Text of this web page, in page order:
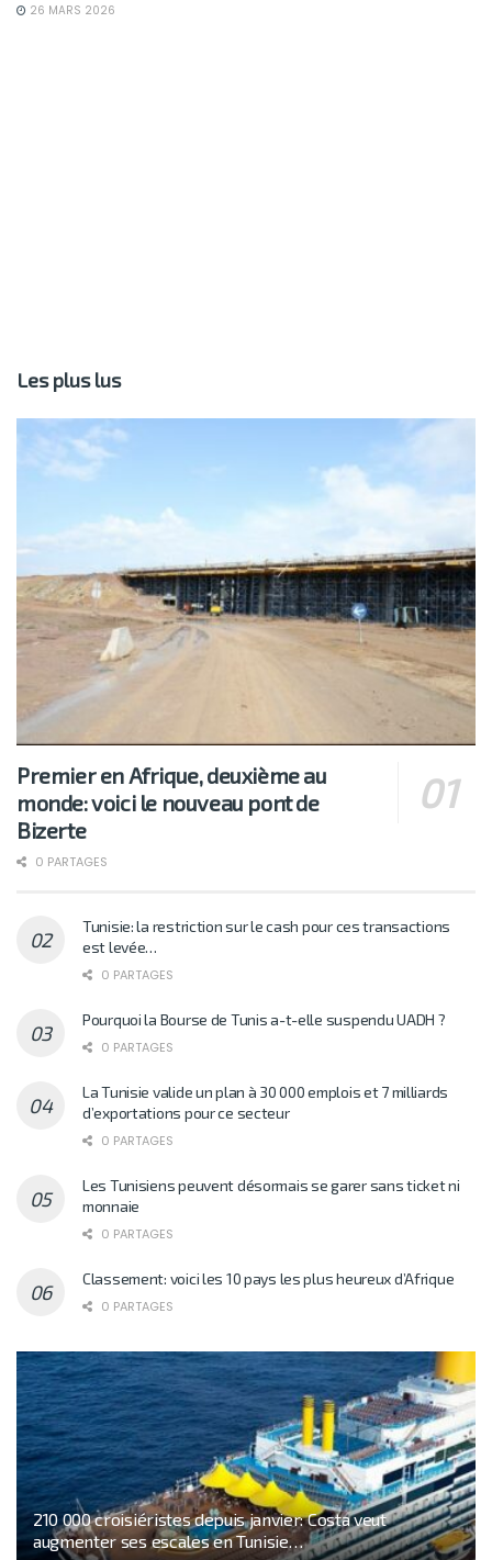
26 MARS 2026
Les plus lus
Premier en Afrique, deuxième au
monde: voici le nouveau pont de
Bizerte
0 PARTAGES
Tunisie: la restriction sur le cash pour ces transactions
est levée…
0 PARTAGES
Pourquoi la Bourse de Tunis a-t-elle suspendu UADH ?
0 PARTAGES
La Tunisie valide un plan à 30 000 emplois et 7 milliards
d’exportations pour ce secteur
0 PARTAGES
Les Tunisiens peuvent désormais se garer sans ticket ni
monnaie
0 PARTAGES
Classement: voici les 10 pays les plus heureux d’Afrique
0 PARTAGES
210 000 croisiéristes depuis janvier: Costa veut
augmenter ses escales en Tunisie…